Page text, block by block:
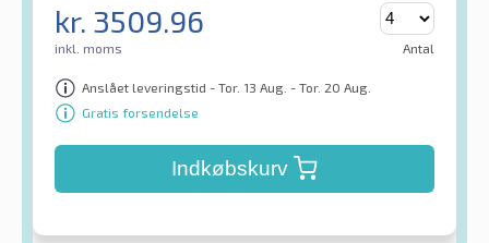
kr. 3509.96
inkl. moms Antal
Anslået leveringstid - Tor. 13 Aug. - Tor. 20 Aug.
Gratis forsendelse
Indkøbskurv